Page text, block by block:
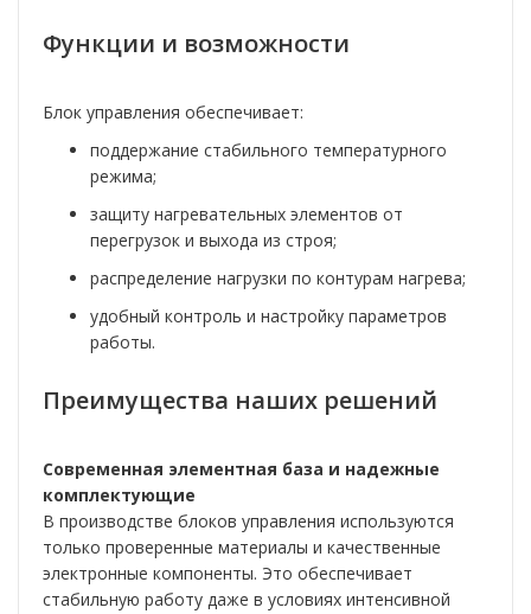
Функции и возможности
Блок управления обеспечивает:
поддержание стабильного температурного
режима;
защиту нагревательных элементов от
перегрузок и выхода из строя;
распределение нагрузки по контурам нагрева;
удобный контроль и настройку параметров
работы.
Преимущества наших решений
Современная элементная база и надежные
комплектующие
В производстве блоков управления используются
только проверенные материалы и качественные
электронные компоненты. Это обеспечивает
стабильную работу даже в условиях интенсивной